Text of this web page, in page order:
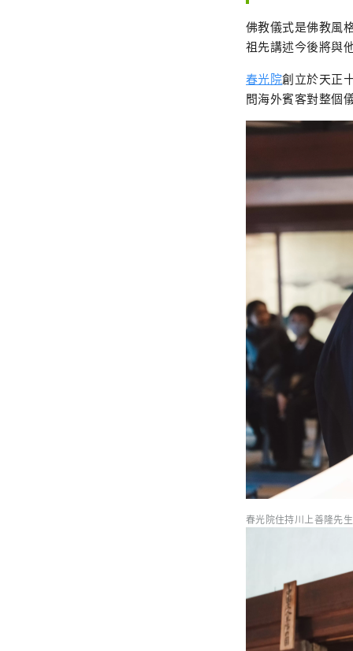
佛教儀式是佛教風
祖先講述今後將與
春光院創立於天正
問海外賓客對整個
春光院住持川上善隆先生